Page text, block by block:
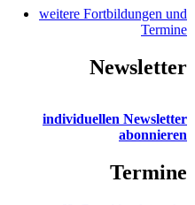
weitere Fortbildungen und
Termine
Newsletter
individuellen Newsletter
abonnieren
Termine